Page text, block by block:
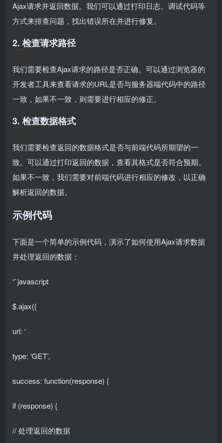
Ajax请求并返回数据。我们可以通过打印日志、调试代码等
方式来排查问题，找出错误所在并进行修复。
2. 检查请求路径
我们需要检查Ajax请求的路径是否正确。可以通过浏览器的
开发者工具来查看请求的URL是否与服务器端代码中的路径
一致，如果不一致，则需要进行相应的修正。
3. 检查数据格式
我们需要检查返回的数据格式是否与前端代码所期望的一
致。可以通过打印返回的数据，查看其格式是否符合预期。
如果不一致，我们需要对前端代码进行相应的修改，以正确
解析返回的数据。
示例代码
下面是一个简单的示例代码，演示了如何使用Ajax请求数据
并处理返回的数据：
“`javascript
$.ajax({
url: ‘
type: ‘GET’,
success: function(response) {
if (response) {
// 处理返回的数据